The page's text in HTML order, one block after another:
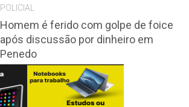
POLICIAL
Homem é ferido com golpe de foice
após discussão por dinheiro em
Penedo